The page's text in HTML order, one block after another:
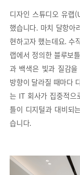
디자인 스튜디오 유랩
했습니다. 마치 달항아
현하고자 했는데요. 수
랩에서 정의한 블루보
과 백색은 빛과 질감
방향이 달라질 때마다
는 IT 회사가 집중적으
틀이 디지털과 대비되
습니다.